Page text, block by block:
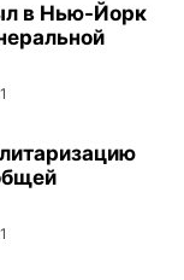
в Нью-Йорк